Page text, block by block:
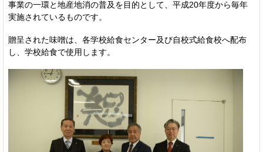
事業の一環と地産地消の普及を目的として、平成20年度から毎年
実施されているものです。
贈呈された味噌は、各学校給食センター及び自校式給食校へ配布
し、学校給食で使用します。